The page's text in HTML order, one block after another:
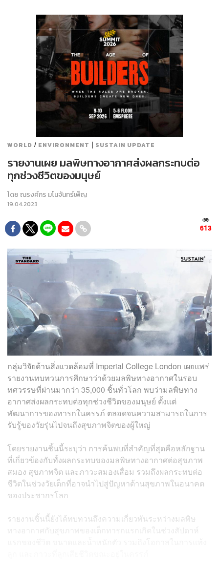
WORLD / ENVIRONMENT | SUSTAIN UPDATE
รายงานเผย มลพิษทางอากาศส่งผลกระทบต่อ
ทุกช่วงชีวิตของมนุษย์
โดยณรงค์กร มโนจันทร์เพ็ญ
19.04.2023
613
กลุ่มวิจัยด้านสิ่งแวดล้อมที่ Imperial College London เผยแพร่
รายงานทบทวนการศึกษาว่าด้วยมลพิษทางอากาศในรอบ
ทศวรรษที่ผ่านมากว่า 35,000 ชิ้นทั่วโลก พบว่ามลพิษทาง
อากาศส่งผลกระทบต่อทุกช่วงชีวิตของมนุษย์ ตั้งแต่
พัฒนาการของทารกในครรภ์ ตลอดจนความสามารถในการ
รับรู้ของวัยรุ่นไปจนถึงสุขภาพจิตของผู้ใหญ่
โดยรายงานชิ้นนี้ระบุว่า การค้นพบที่สำคัญที่สุดคือหลักฐาน
ที่เกี่ยวข้องกับทั้งผลกระทบของมลพิษทางอากาศต่อสุขภาพ
สมอง สุขภาพจิต และภาวะสมองเสื่อม รวมถึงผลกระทบต่อ
ชีวิตในช่วงวัยเด็กที่อาจนำไปสู่ปัญหาด้านสุขภาพในอนาคต
ของประชากรโลก
รายงานชิ้นนี้ยังได้ทบทวนถึงความเกี่ยวพันระหว่างมลพิษ
ทางอากาศกับสุขภาพของเด็กทารกแรกเกิดในช่วงสัปดาห์